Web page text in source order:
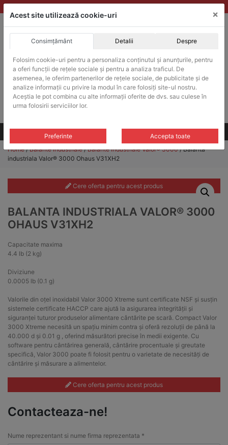
Skip
to
ACHIZITII PUBLICE
Produsele pot fi achizitionate si in sistemul SEAP / SICAP
Products
search
CAUTARE
Toate produsele
Home/Balante industriale/Balante industriale Valor® 3000/ Balanta
industriala Valor® 3000 Ohaus V31XH2
Cere oferta pentru acest produs
BALANTA INDUSTRIALA VALOR® 3000
OHAUS V31XH2
Capacitate maxima
4.4 lb (2 kg)
Diviziune
0.0005 lb (0.1 g)
Valorile din oțel inoxidabil Valor 3000 Xtreme sunt certificate NSF și susțin
sistemele certificate HACCP care ajută la asigurarea integrității și
siguranței tuturor produselor alimentare cântărite pe scară. Compact Valor
3000 Xtreme necesită un spațiu minim contra și oferă rezoluții de până la
40.000 d și 0.01 g , oferind măsurători precise în medii exigente. Cu
software pentru cântărirea generală, cântărire procentuale și greutate
specifică, Valor 3000 poate fi folosit pentru o varietate de necesități de
cântărire și măsurare a alimentelor.
Cere oferta pentru acest produs
Contacteaza-ne!
Nume reprezentant si nume firma reprezentata *
Acest site utilizează cookie-uri ×
Consimțământ Detalii Despre
Folosim cookie-uri pentru a personaliza conținutul și anunțurile, pentru
a oferi funcții de rețele sociale și pentru a analiza traficul. De
asemenea, le oferim partenerilor de rețele sociale, de publicitate și de
analize informații cu privire la modul în care folosiți site-ul nostru.
Aceștia le pot combina cu alte informații oferite de dvs. sau culese în
urma folosirii serviciilor lor.
Preferinte Accepta toate